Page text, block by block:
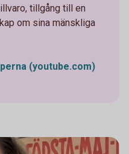
tillgång till en
om sina mänskliga
(youtube.com)